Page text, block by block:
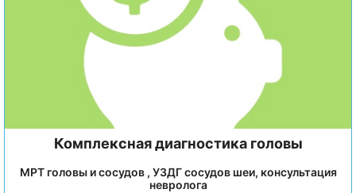
Комплексная диагностика головы
МРТ головы и сосудов , УЗДГ сосудов шеи, консультация
невролога